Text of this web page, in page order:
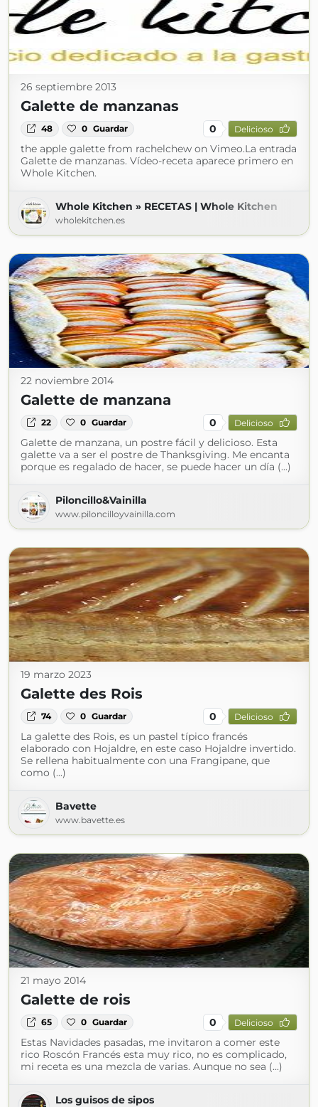
26 septiembre 2013
Galette de manzanas
48 0 Guardar 0 Delicioso
the apple galette from rachelchew on Vimeo.La entrada
Galette de manzanas. Vídeo-receta aparece primero en
Whole Kitchen.
Whole Kitchen » RECETAS | Whole Kitchen
wholekitchen.es
22 noviembre 2014
Galette de manzana
22 0 Guardar 0 Delicioso
Galette de manzana, un postre fácil y delicioso. Esta
galette va a ser el postre de Thanksgiving. Me encanta
porque es regalado de hacer, se puede hacer un día (...)
Piloncillo&Vainilla
www.piloncilloyvainilla.com
19 marzo 2023
Galette des Rois
74 0 Guardar 0 Delicioso
La galette des Rois, es un pastel típico francés
elaborado con Hojaldre, en este caso Hojaldre invertido.
Se rellena habitualmente con una Frangipane, que
como (...)
Bavette
www.bavette.es
21 mayo 2014
Galette de rois
65 0 Guardar 0 Delicioso
Estas Navidades pasadas, me invitaron a comer este
rico Roscón Francés esta muy rico, no es complicado,
mi receta es una mezcla de varias. Aunque no sea (...)
Los guisos de sipos